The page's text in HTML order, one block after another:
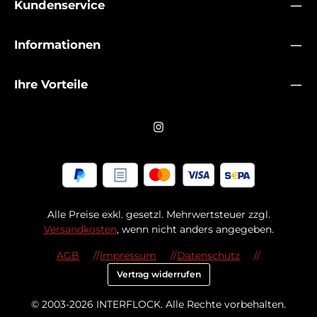
Kundenservice
Informationen
Ihre Vorteile
Alle Preise exkl. gesetzl. Mehrwertsteuer zzgl.
Versandkosten, wenn nicht anders angegeben.
© 2003-2026 INTERFLOCK. Alle Rechte vorbehalten.
AGB Impressum Datenschutz
Vertrag widerrufen